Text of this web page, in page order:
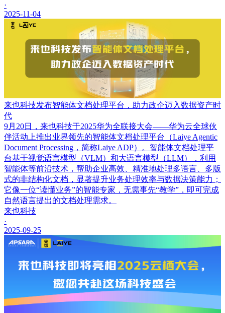
·
2025-11-04
来也科技发布智能体文档处理平台，助力政企迈入数据资产时
代
9月20日，来也科技于2025华为全联接大会——华为云全球伙
伴活动上推出业界领先的智能体文档处理平台（Laiye Agentic
Document Processing，简称Laiye ADP）。智能体文档处理平
台基于视觉语言模型（VLM）和大语言模型（LLM），利用
智能体等前沿技术，帮助企业高效、精准地处理多语言、多版
式的非结构化文档，显著提升业务处理效率与数据决策能力；
它像一位“读懂业务”的智能专家，无需事先“教学”，即可完成
自然语言提出的文档处理需求。
来也科技
·
2025-09-25